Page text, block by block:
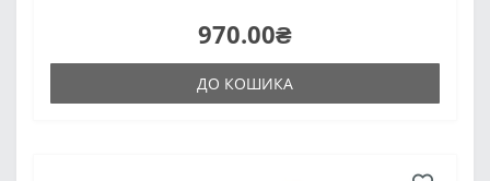
970.00₴
ДО КОШИКА